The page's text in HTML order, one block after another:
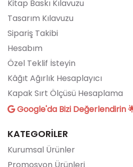
Kitap Baskı Kılavuzu
Tasarım Kılavuzu
Sipariş Takibi
Hesabım
Özel Teklif İsteyin
Kâğıt Ağırlık Hesaplayıcı
Kapak Sırt Ölçüsü Hesaplama
Google'da Bizi Değerlendirin
KATEGORİLER
Kurumsal Ürünler
Promosyon Ürünleri